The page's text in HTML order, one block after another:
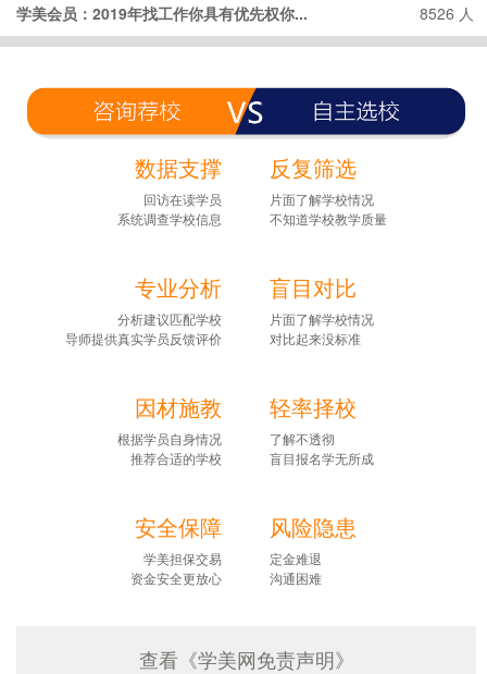
学美会员：2019年找工作你具有优先权你... 8526 人
数据支撑
回访在读学员
系统调查学校信息
反复筛选
片面了解学校情况
不知道学校教学质量
专业分析
分析建议匹配学校
导师提供真实学员反馈评价
盲目对比
片面了解学校情况
对比起来没标准
因材施教
根据学员自身情况
推荐合适的学校
轻率择校
了解不透彻
盲目报名学无所成
安全保障
学美担保交易
资金安全更放心
风险隐患
定金难退
沟通困难
查看《学美网免责声明》